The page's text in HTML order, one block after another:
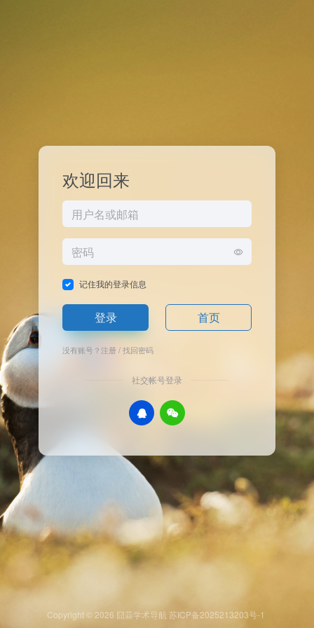
欢迎回来
记住我的登录信息
登录 首页
没有账号？注册/找回密码
社交帐号登录
Copyright © 2026 囧蒜学术导航 苏ICP备2025213203号-1